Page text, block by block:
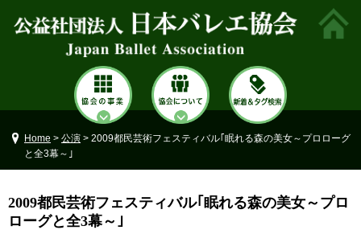
Home > 公演 > 2009都民芸術フェスティバル｢眠れる森の美女～プロローグ
と全3幕～｣
2009都民芸術フェスティバル｢眠れる森の美女～プロ
ローグと全3幕～｣